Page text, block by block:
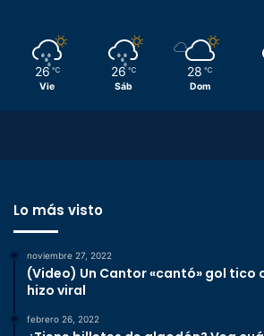
26 ℃
Vie
26 ℃
Sáb
28 ℃
Dom
Lo más visto
noviembre 27, 2022
(Video) Un Cantor «cantó» gol tico
hizo viral
febrero 26, 2022